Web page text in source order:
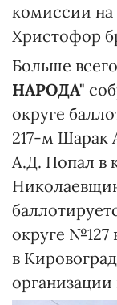
комиссии на
Христофор
Больше
НАРОДА"
округе
217-м
А.Д. Попал в
округе №127
в
организации